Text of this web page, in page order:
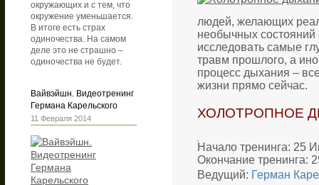
окружающих и с тем, что
окружение уменьшается.
В итоге есть страх
одиночества. На самом
деле это не страшно –
одиночества не будет.
Вайвэйшн. Видеотренинг
Германа Карельского
11 Февраля 2014
людей, желающих
необычных
исследовать самые
травм прошлого, а
процесс дыхания –
жизни прямо сейчас.
ХОЛОТРОПНОЕ
Начало тренинга: 25
Окончание тренинга:
Ведущий: Герман